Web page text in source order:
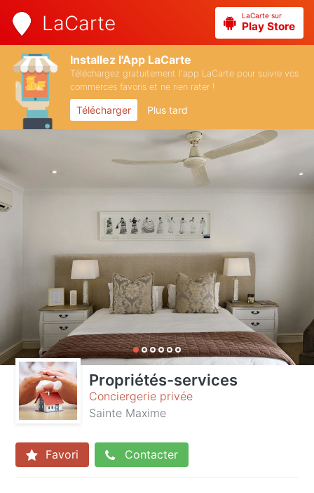
LaCarte LaCarte sur
Play Store
Installez l'App LaCarte
Téléchargez gratuitement l'app LaCarte pour suivre vos
commerces favoris et ne rien rater !
Télécharger Plus tard
Propriétés-services
Conciergerie privée
Sainte Maxime
Favori Contacter